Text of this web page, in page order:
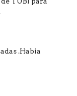
.Habia